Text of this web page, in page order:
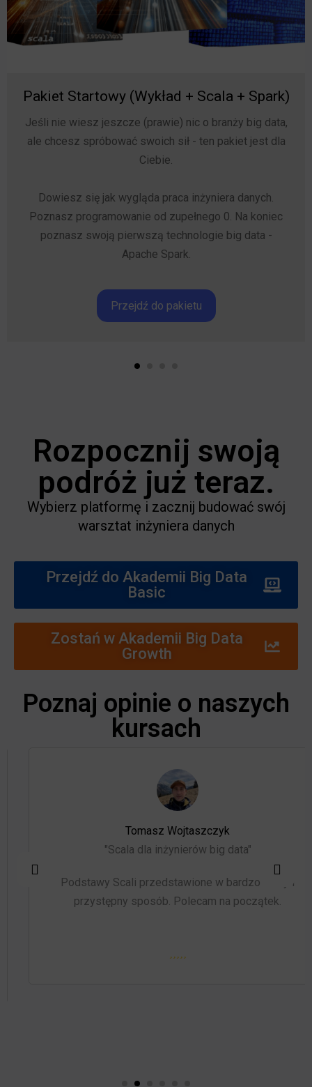
Pakiet Startowy (Wykład + Scala + Spark)
Jeśli nie wiesz jeszcze (prawie) nic o branży big data,
ale chcesz spróbować swoich sił - ten pakiet jest dla
Ciebie.
Dowiesz się jak wygląda praca inżyniera danych.
Poznasz programowanie od zupełnego 0. Na koniec
poznasz swoją pierwszą technologie big data -
Apache Spark.
Przejdź do pakietu
Rozpocznij swoją
podróż już teraz.
Wybierz platformę i zacznij budować swój
warsztat inżyniera danych
Przejdź do Akademii Big Data
Basic
Zostań w Akademii Big Data
Growth
Poznaj opinie o naszych
kursach
Tomasz Wojtaszczyk
"Scala dla inżynierów big data"
Podstawy Scali przedstawione w bardzo łatwy i
przystępny sposób. Polecam na początek.